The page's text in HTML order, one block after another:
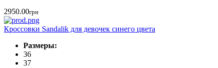
2950.00грн
Кроссовки Sandalik для девочек синего цвета
Размеры:
36
37